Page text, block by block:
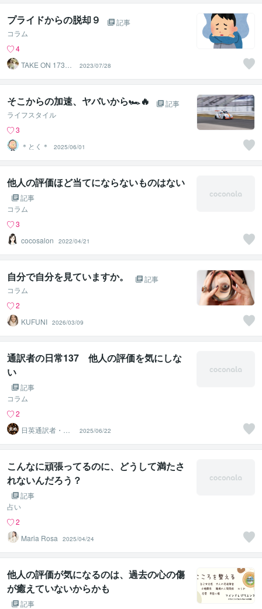
プライドからの脱却９
記事
コラム
4
TAKE ON 17300
2023/07/28
そこからの加速、ヤバいから🏎️🔥
記事
ライフスタイル
3
＊とく＊
2025/06/01
他人の評価ほど当てにならないものはない
記事
コラム
3
cocosalon
2022/04/21
自分で自分を見ていますか。
記事
コラム
2
KUFUNI 2026/03/09
通訳者の日常137 他人の評価を気にしな
い
記事
コラム
2
日英通訳者・ま
め 通訳式トレ
ーニング開始
2025/06/22
こんなに頑張ってるのに、どうして満たさ
れないんだろう？
記事
占い
2
Maria Rosa
2025/04/24
他人の評価が気になるのは、過去の心の傷
が癒えていないからかも
記事